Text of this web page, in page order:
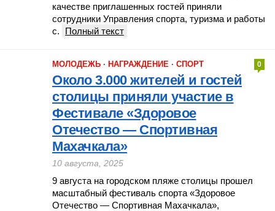
качестве приглашенных гостей приняли
сотрудники Управления спорта, туризма и работы
с.
Полный текст
МОЛОДЕЖЬ · НАГРАЖДЕНИЕ · СПОРТ 0
Около 3.000 жителей и гостей
столицы приняли участие в
Фестивале «Здоровое
Отечество — Спортивная
Махачкала»
10 августа, 2025
9 августа на городском пляже столицы прошел
масштабный фестиваль спорта «Здоровое
Отечество — Спортивная Махачкала»,